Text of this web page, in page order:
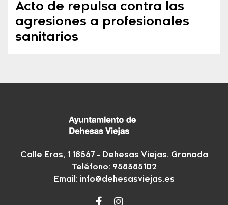
Acto de repulsa contra las
agresiones a profesionales
sanitarios
Calle Eras, 1 18567 - Dehesas Viejas, Granada
Teléfono: 958385102
Email: info@dehesasviejas.es